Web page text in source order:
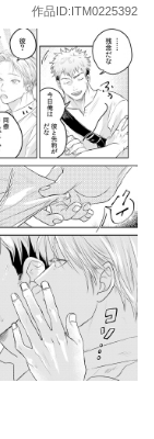
作品ID:ITM0225392